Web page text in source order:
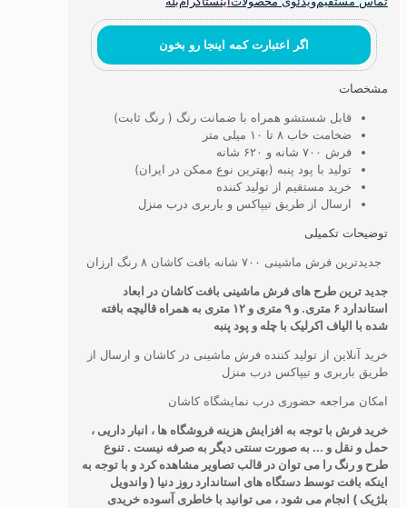
اگر اعتبارت کمه اینجا رو بخون
مشخصات
قابل شستشو همراه با ضمانت رنگ ( رنگ ثابت)
ضخامت خاب ۸ تا ۱۰ میلی متر
فرش ۷۰۰ شانه و ۶۲۰ شانه
تولید با پود پنبه (بهترین نوع ممکن در ایران)
خرید مستقیم از تولید کننده
ارسال از طریق تیپاکس و باربری درب منزل
توضیحات تکمیلی
جدیدترین فرش ماشینی ۷۰۰ شانه بافت کاشان ۸ رنگ ارزان
جدید ترین طرح های فرش ماشینی بافت کاشان در ابعاد
استاندارد ۶ متری. و ۹ متری و ۱۲ متری به همراه قالیچه بافته
شده با الیاف اکرلیک با چله و پود پنبه
خرید آنلاین از تولید کننده فرش ماشینی در کاشان و ارسال از
طریق باربری و تیپاکس درب منزل
امکان مراجعه حضوری درب نمایشگاه کاشان
خرید فرش با توجه به افزایش هزینه فروشگاه ها ، انبار داریی ،
حمل و نقل و ... به صورت سنتی دیگر به صرفه نیست . تنوع
طرح و رنگ را می توان در قالب تصاویر مشاهده کرد و با توجه به
اینکه بافت توسط دستگاه های استاندارد روز دنیا ( واندویل
بلژیک ) انجام می شود ، می توانید با خاطری آسوده خریدی